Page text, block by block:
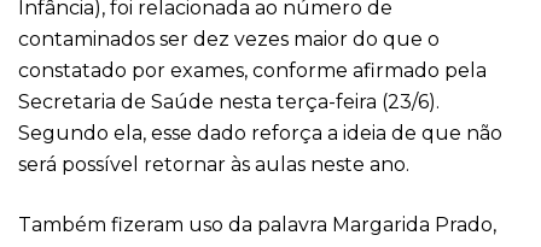
Infância), foi relacionada ao número de
contaminados ser dez vezes maior do que o
constatado por exames, conforme afirmado pela
Secretaria de Saúde nesta terça-feira (23/6).
Segundo ela, esse dado reforça a ideia de que não
será possível retornar às aulas neste ano.
Também fizeram uso da palavra Margarida Prado,